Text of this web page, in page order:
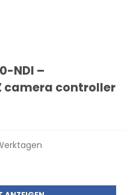
NDI –
camera controller